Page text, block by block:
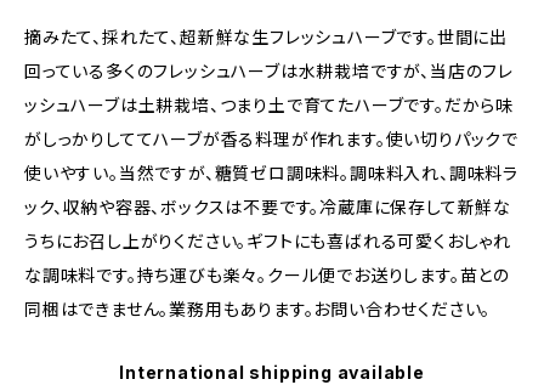
摘みたて、採れたて、超新鮮な生フレッシュハーブです。世間に出
回っている多くのフレッシュハーブは水耕栽培ですが、当店のフレ
ッシュハーブは土耕栽培、つまり土で育てたハーブです。だから味
がしっかりしててハーブが香る料理が作れます。使い切りパックで
使いやすい。当然ですが、糖質ゼロ調味料。調味料入れ、調味料ラ
ック、収納や容器、ボックスは不要です。冷蔵庫に保存して新鮮な
うちにお召し上がりください。ギフトにも喜ばれる可愛くおしゃれ
な調味料です。持ち運びも楽々。クール便でお送りします。苗との
同梱はできません。業務用もあります。お問い合わせください。
International shipping available